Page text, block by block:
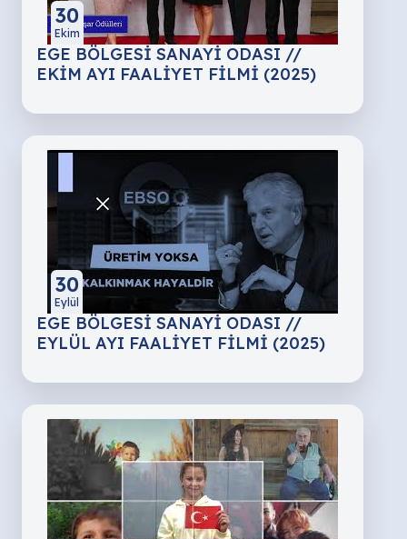
30
Ekim
EGE BÖLGESİ SANAYİ ODASI //
EKİM AYI FAALİYET FİLMİ (2025)
30
Eylül
EGE BÖLGESİ SANAYİ ODASI //
EYLÜL AYI FAALİYET FİLMİ (2025)